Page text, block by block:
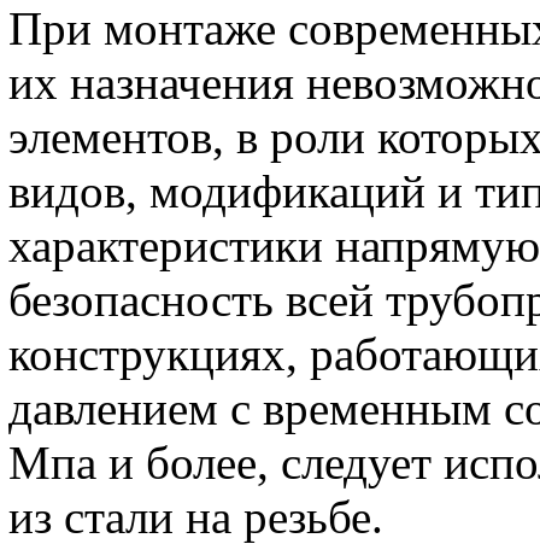
При монтаже
их назначения
элементов, в роли
видов, модификаций и
характеристики
безопасность всей
конструкциях,
давлением с временным
Мпа и более, следует
из стали на резьбе.